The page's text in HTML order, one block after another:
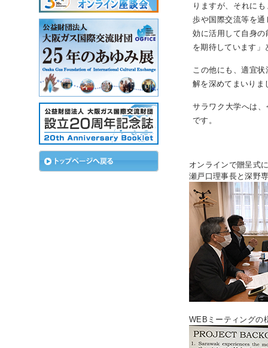
お
りますが、それに
歩や国際交流等を
効に活用して自身
を期待しています」
この他にも、適宜
解を深めてまいりま
サラワク大学へは
です。
オンラインで贈呈式
瀬戸口理事長と深野
WEBミーティングの